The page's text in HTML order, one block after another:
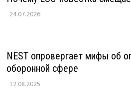
24.07.2026
NEST опровергает мифы об
оборонной сфере
12.08.2025